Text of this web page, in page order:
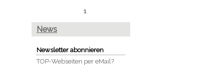
1
News
Newsletter abonnieren
TOP-Webseiten per eMail?